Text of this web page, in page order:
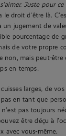
Juste pour
droit d’être là.
jugement de
pourcentage de
de votre propre
non, mais peut-être
en temps.
larges, de
en tant que
pas toujours
être déçu à
avec vous-même.